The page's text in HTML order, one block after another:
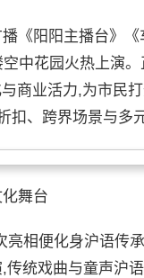
《阳阳主播台》
中花园火热上演
商业活力,为市民
扣、跨界场景与多
舞台
亮相便化身沪语传
统戏曲与童声沪